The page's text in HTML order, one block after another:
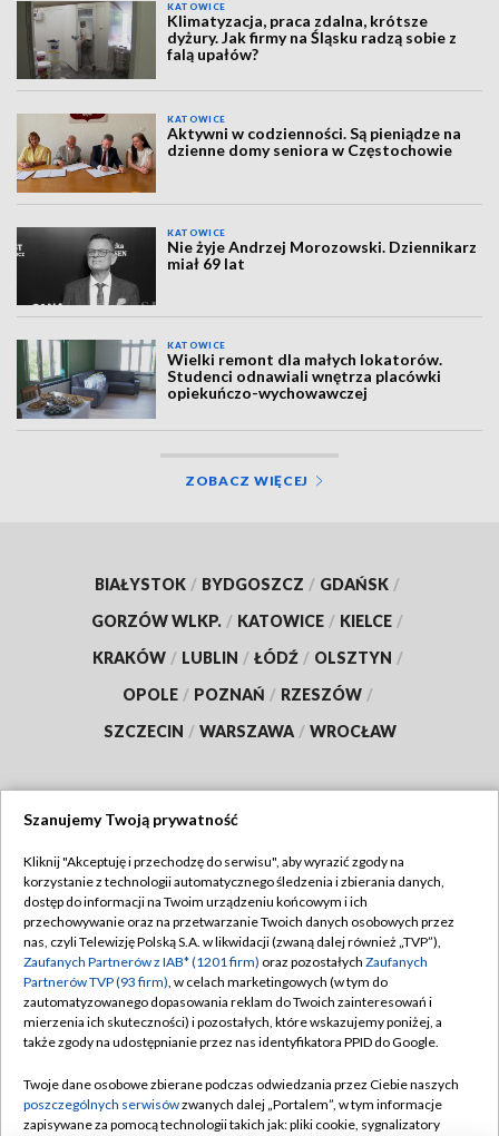
KATOWICE
Klimatyzacja, praca zdalna, krótsze
dyżury. Jak firmy na Śląsku radzą sobie z
falą upałów?
KATOWICE
Aktywni w codzienności. Są pieniądze na
dzienne domy seniora w Częstochowie
KATOWICE
Nie żyje Andrzej Morozowski. Dziennikarz
miał 69 lat
KATOWICE
Wielki remont dla małych lokatorów.
Studenci odnawiali wnętrza placówki
opiekuńczo-wychowawczej
ZOBACZ WIĘCEJ
BIAŁYSTOK / BYDGOSZCZ / GDAŃSK /
GORZÓW WLKP. / KATOWICE / KIELCE /
KRAKÓW / LUBLIN / ŁÓDŹ / OLSZTYN /
OPOLE / POZNAŃ / RZESZÓW /
SZCZECIN / WARSZAWA / WROCŁAW
TVP
Abonament TVP
Emisja w TVP
Centrum informacji TVP
Naziemna Telewizja Cyfrowa
Rada Programowa
Regulamin TVP
Polityka prywatności
Moje zgody
Pomoc
Kontakt
Szanujemy Twoją prywatność
Kliknij "Akceptuję i przechodzę do serwisu", aby wyrazić zgody na
korzystanie z technologii automatycznego śledzenia i zbierania danych,
dostęp do informacji na Twoim urządzeniu końcowym i ich
przechowywanie oraz na przetwarzanie Twoich danych osobowych przez
nas, czyli Telewizję Polską S.A. w likwidacji (zwaną dalej również „TVP”),
Zaufanych Partnerów z IAB* (1201 firm) oraz pozostałych Zaufanych
Partnerów TVP (93 firm), w celach marketingowych (w tym do
zautomatyzowanego dopasowania reklam do Twoich zainteresowań i
mierzenia ich skuteczności) i pozostałych, które wskazujemy poniżej, a
także zgody na udostępnianie przez nas identyfikatora PPID do Google.
Twoje dane osobowe zbierane podczas odwiedzania przez Ciebie naszych
poszczególnych serwisówzwanych dalej „Portalem”, w tym informacje
zapisywane za pomocą technologii takich jak: pliki cookie, sygnalizatory